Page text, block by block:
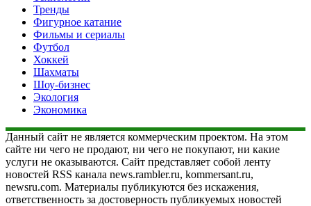
Тренды
Фигурное катание
Фильмы и сериалы
Футбол
Хоккей
Шахматы
Шоу-бизнес
Экология
Экономика
Данный сайт не является коммерческим проектом. На этом
сайте ни чего не продают, ни чего не покупают, ни какие
услуги не оказываются. Сайт представляет собой ленту
новостей RSS канала news.rambler.ru, kommersant.ru,
newsru.com. Материалы публикуются без искажения,
ответственность за достоверность публикуемых новостей